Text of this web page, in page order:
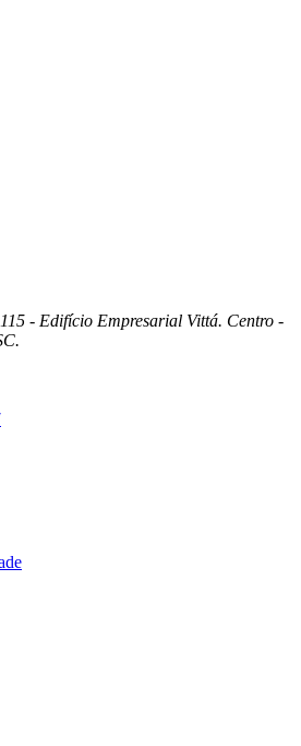
- Edifício Empresarial Vittá. Centro -